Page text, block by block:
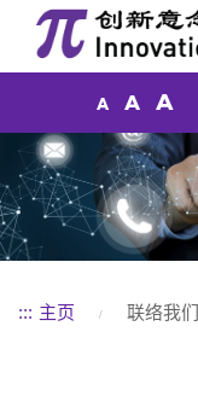
A A A
::: 主页 联络我们